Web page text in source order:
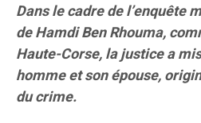
Dans le cadre de l’enquête
de Hamdi Ben Rhouma,
Haute-Corse, la justice a
homme et son épouse,
du crime.